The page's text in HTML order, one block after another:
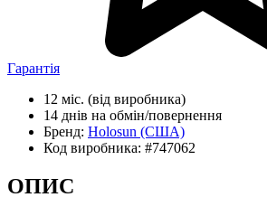
Гарантія
12 міс. (від виробника)
14 днів на обмін/повернення
Бренд: Holosun (США)
Код виробника: #747062
ОПИС